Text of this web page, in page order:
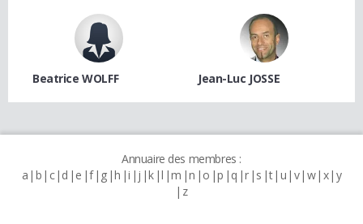
Beatrice WOLFF Jean-Luc JOSSE
Annuaire des membres :
a b c d e f g h i j k l m n o p q r s t u v w x y
z